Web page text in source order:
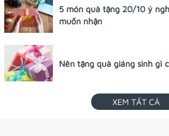
5 món quà tặng 20/10 ý
muốn nhận
Nên tặng quà giáng sinh gì
XEM TẤT CẢ